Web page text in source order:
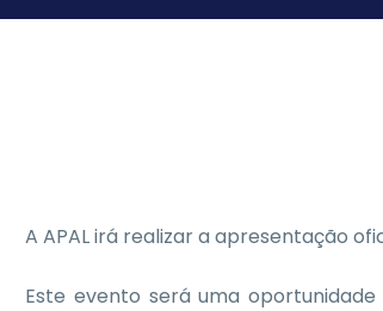
A APAL irá realizar a apresentação
Este evento será uma